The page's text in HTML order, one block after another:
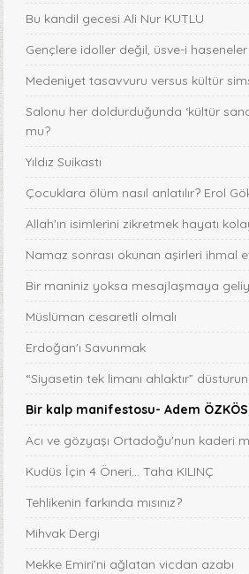
Bu kandil gecesi Ali Nur KUTLU
Gençlere idoller değil, üsve-i haseneler
Medeniyet tasavvuru versus kültür
Salonu her doldurduğunda ‘kültür
mu?
Yıldız Suikastı
Çocuklara ölüm nasıl anlatılır? Erol
Allah'ın isimlerini zikretmek hayatı
Namaz sonrası okunan aşirleri ihmal
Bir maniniz yoksa mesajlaşmaya
Müslüman cesaretli olmalı
Erdoğan'ı Savunmak
“Siyasetin tek limanı ahlaktır”
Bir kalp manifestosu- Adem
Acı ve gözyaşı Ortadoğu'nun kaderi
Kudüs İçin 4 Öneri... Taha KILINÇ
Tehlikenin farkında mısınız?
Mihvak Dergi
Mekke Emiri’ni ağlatan vicdan azabı